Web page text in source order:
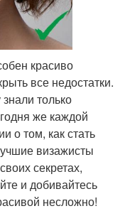
красиво
все недостатки.
только
же каждой
о том, как стать
визажисты
секретах,
и добивайтесь
несложно!